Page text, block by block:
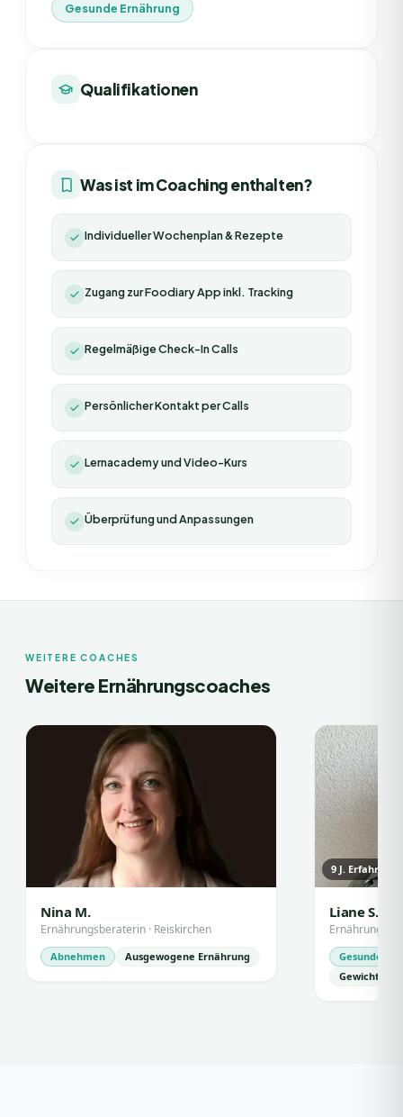
Gesunde Ernährung
Qualifikationen
Was ist im Coaching enthalten?
Individueller Wochenplan & Rezepte
Zugang zur Foodiary App inkl. Tracking
Regelmäßige Check-In Calls
Persönlicher Kontakt per Calls
Lernacademy und Video-Kurs
Überprüfung und Anpassungen
WEITERE COACHES
Weitere Ernährungscoaches
Nina M.
Ernährungsberaterin · Reiskirchen
Abnehmen Ausgewogene Ernährung
9 J. Erfahrung
Liane S.
Gesunde